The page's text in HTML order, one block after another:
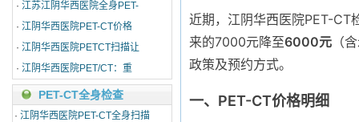
· 江苏江阴华西医院全身PET-
· 江阴华西医院PET-CT价格
· 江阴华西医院PETCT扫描让
· 江阴华西医院PET/CT：重
PET-CT全身检查
· 江阴华西医院PET-CT全身扫描
近期，江阴华西医院PET-CT
来的7000元降至6000元（
政策及预约方式。
一、PET-CT价格明细